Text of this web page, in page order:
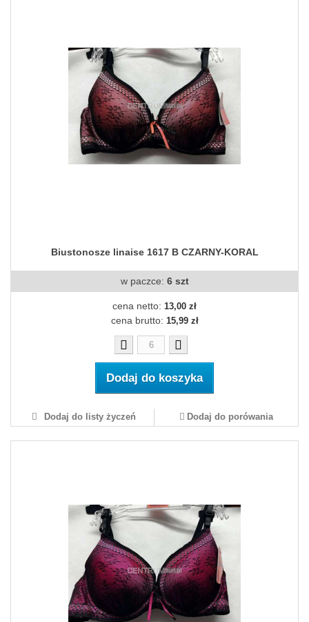
Biustonosze linaise 1617 B CZARNY-KORAL
w paczce: 6 szt
cena netto: 13,00 zł
cena brutto: 15,99 zł
Dodaj do koszyka
Dodaj do listy życzeń Dodaj do porówania